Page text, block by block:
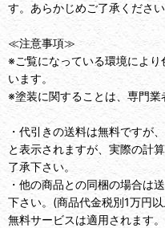
す。あらかじめご了承ください
≪注意事項≫
※ご覧になっている環境によ
います。
※塗装に関することは、専門業
・代引きの送料は無料ですが
と表示されますが、実際の計
了承下さい。
・他の商品との同梱の場合は
下さい。(商品代金税別1万円
無料サービスは適用されます